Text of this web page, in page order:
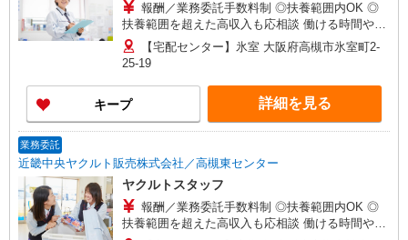
報酬／業務委託手数料制 ◎扶養範囲内OK ◎
扶養範囲を超えた高収入も応相談 働ける時間や環
境に合わせて最大限考慮します。 初めての方でも
お気軽にお問い合わせください！ ※収入補償／月
マなし！ ※研修期間／15日間／2000円／日 収入
保障期間：12か月
【宅配センター】氷室 大阪府高槻市氷室町2-
25-19
キープ 詳細を見る
業務委託
近畿中央ヤクルト販売株式会社／高槻東センター
ヤクルトスタッフ
報酬／業務委託手数料制 ◎扶養範囲内OK ◎
扶養範囲を超えた高収入も応相談 働ける時間や環